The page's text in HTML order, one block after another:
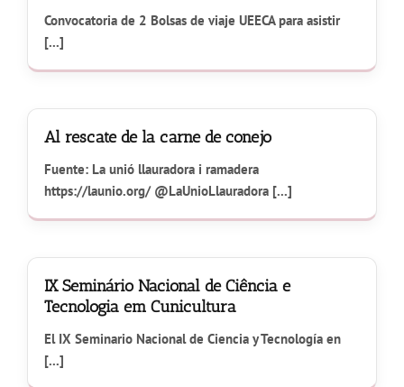
Convocatoria de 2 Bolsas de viaje UEECA para asistir
[...]
Al rescate de la carne de conejo
Fuente: La unió llauradora i ramadera
https://launio.org/ @LaUnioLlauradora [...]
IX Seminário Nacional de Ciência e
Tecnologia em Cunicultura
El IX Seminario Nacional de Ciencia y Tecnología en
[...]